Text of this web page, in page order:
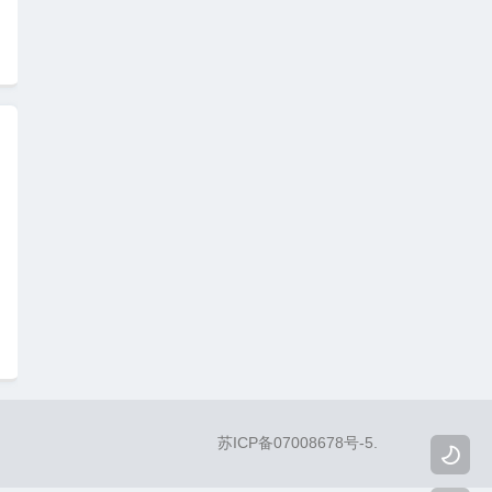

苏ICP备07008678号-5.